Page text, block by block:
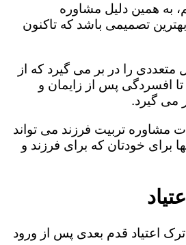
به همین دلیل مشاوره
تصمیمی باشد که تاکنون
متعددی را در بر می گیرد که از
تا افسردگی پس از زایمان و
می گیرد.
مشاوره تربیت فرزند می تواند
برای خودتان که برای فرزند و
اعتیاد قدم بعدی پس از ورود